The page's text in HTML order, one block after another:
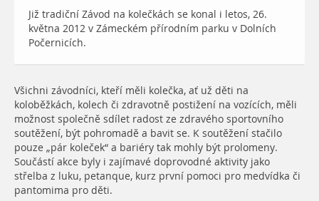
Již tradiční Závod na kolečkách se konal i letos, 26.
května 2012 v Zámeckém přírodním parku v Dolních
Počernicích.
Všichni závodníci, kteří měli kolečka, ať už děti na
koloběžkách, kolech či zdravotně postižení na vozících, měli
možnost společně sdílet radost ze zdravého sportovního
soutěžení, být pohromadě a bavit se. K soutěžení stačilo
pouze „pár koleček“ a bariéry tak mohly být prolomeny.
Součástí akce byly i zajímavé doprovodné aktivity jako
střelba z luku, petanque, kurz první pomoci pro medvídka či
pantomima pro děti.